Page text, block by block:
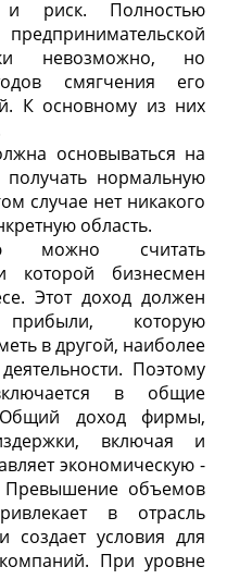
и риск. Полностью
невозможно, но
смягчения его
К основному из них
основываться на
нормальную
случае нет никакого
область.
можно считать
которой бизнесмен
Этот доход должен
которую
в другой, наиболее
Поэтому
в общие
Общий доход фирмы,
включая и
экономическую -
Превышение объемов
в отрасль
создает условия для
При уровне